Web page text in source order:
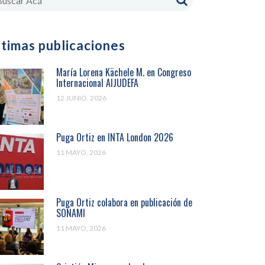
publicaciones
María Lorena Kächele M. en Congreso
Internacional AIJUDEFA
12 JUNIO, 2026
Puga Ortiz en INTA London 2026
11 MAYO, 2026
Puga Ortiz colabora en publicación de
SONAMI
11 MAYO, 2026